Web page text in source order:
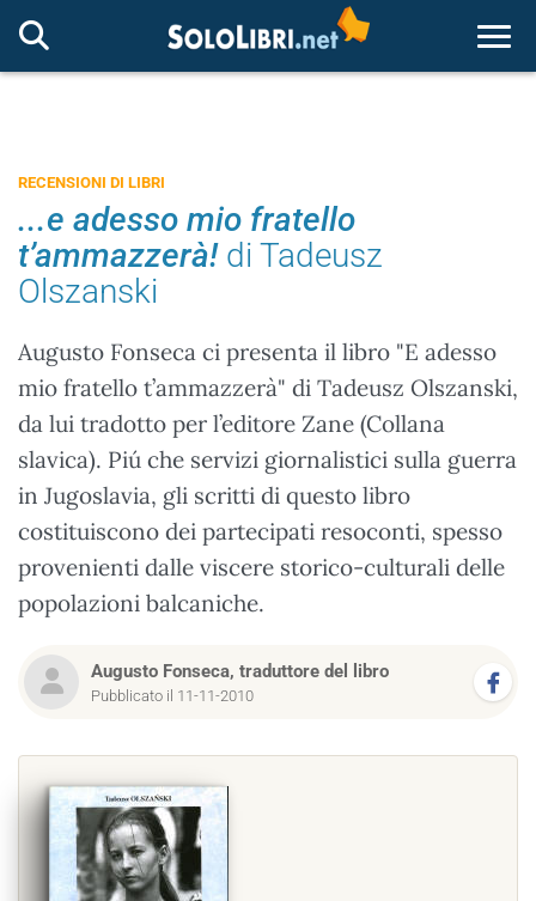
RECENSIONI DI LIBRI
...e adesso mio fratello
t’ammazzerà!di Tadeusz
Olszanski
Augusto Fonseca ci presenta il libro "E adesso
mio fratello t’ammazzerà" di Tadeusz Olszanski,
da lui tradotto per l’editore Zane (Collana
slavica). Piú che servizi giornalistici sulla guerra
in Jugoslavia, gli scritti di questo libro
costituiscono dei partecipati resoconti, spesso
provenienti dalle viscere storico-culturali delle
popolazioni balcaniche.
Augusto Fonseca, traduttore del libro
Pubblicato il 11-11-2010